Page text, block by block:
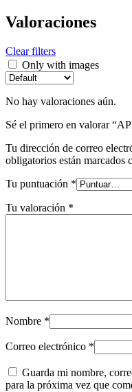
Valoraciones
Clear filters
Only with images
No hay valoraciones aún.
Sé el primero en valorar
Tu dirección de correo
obligatorios están marcados
Tu puntuación *
Tu valoración *
Nombre *
Correo electrónico *
Guarda mi nombre,
para la próxima vez que